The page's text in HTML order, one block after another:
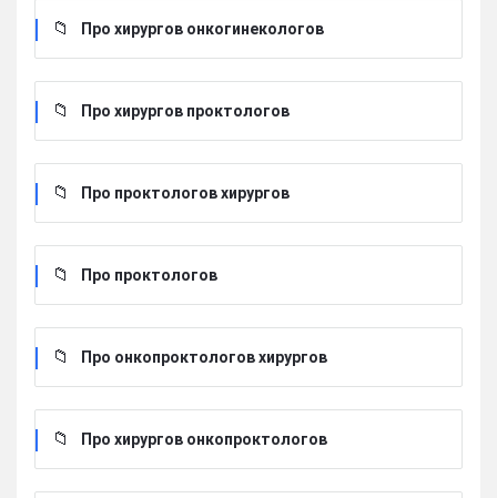
Про хирургов онкогинекологов
Про хирургов проктологов
Про проктологов хирургов
Про проктологов
Про онкопроктологов хирургов
Про хирургов онкопроктологов